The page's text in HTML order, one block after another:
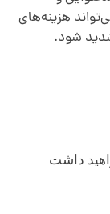
هزینه‌های
شود.
داشت